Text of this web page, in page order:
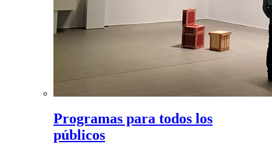
Programas para todos los
públicos